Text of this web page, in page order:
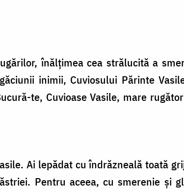
înălțimea cea strălucită a
inimii, Cuviosului Părinte
te, Cuvioase Vasile, mare
Ai lepădat cu îndrăzneală toată
Pentru aceea, cu smerenie și